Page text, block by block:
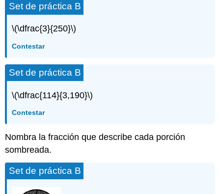
Set de práctica B
\(\dfrac{3}{250}\)
Contestar
Set de práctica B
\(\dfrac{114}{3,190}\)
Contestar
Nombra la fracción que describe cada porción
sombreada.
Set de práctica B